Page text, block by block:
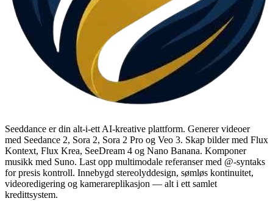
Seeddance er din alt-i-ett AI-kreative plattform. Generer videoer
med Seedance 2, Sora 2, Sora 2 Pro og Veo 3. Skap bilder med Flux
Kontext, Flux Krea, SeeDream 4 og Nano Banana. Komponer
musikk med Suno. Last opp multimodale referanser med @-syntaks
for presis kontroll. Innebygd stereolyddesign, sømløs kontinuitet,
videoredigering og kamerareplikasjon — alt i ett samlet
kredittsystem.